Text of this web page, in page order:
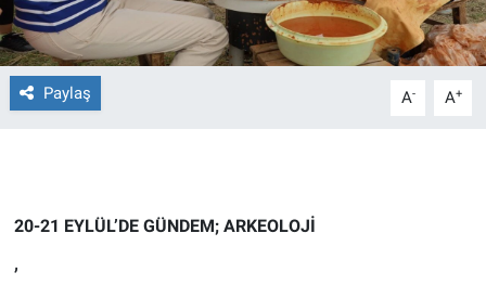
Paylaş A- A+
20-21 EYLÜL’DE GÜNDEM; ARKEOLOJİ
,
Gün Bitiyor
Gün Ortası
Gündem Özel
Haber